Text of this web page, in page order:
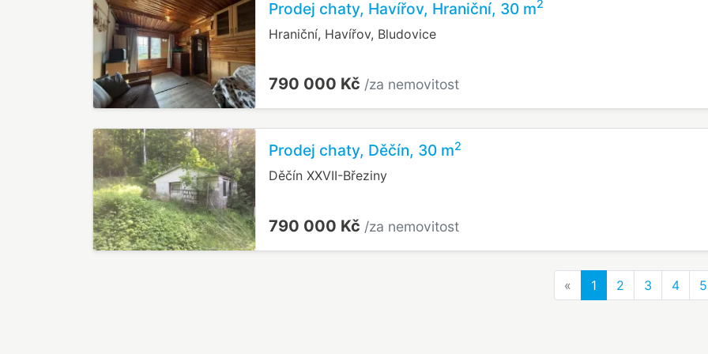
Prodej chaty, Havířov, Hraniční, 30 m2
Hraniční, Havířov, Bludovice
790 000 Kč /za nemovitost
Prodej chaty, Děčín, 30 m2
Děčín XXVII-Březiny
790 000 Kč /za nemovitost
« Previous
1 2 3 4 5